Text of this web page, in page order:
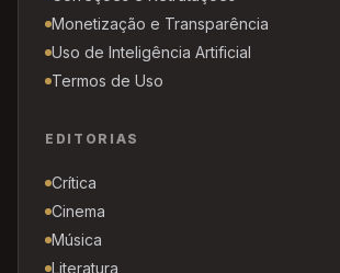
Monetização e Transparência
Uso de Inteligência Artificial
Termos de Uso
EDITORIAS
Crítica
Cinema
Música
Literatura